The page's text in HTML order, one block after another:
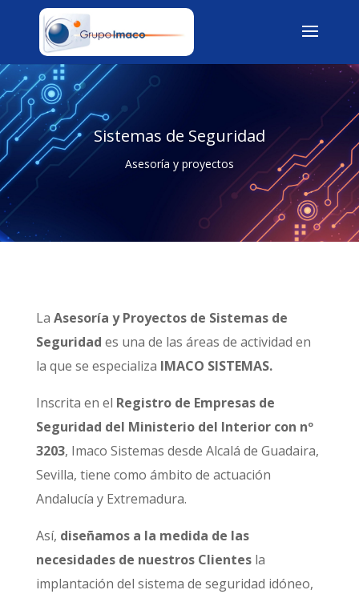
Sistemas de Seguridad
Asesoría y proyectos
La Asesoría y Proyectos de Sistemas de
Seguridad es una de las áreas de actividad en
la que se especializa IMACO SISTEMAS.
Inscrita en el Registro de Empresas de
Seguridad del Ministerio del Interior con nº
3203, Imaco Sistemas desde Alcalá de Guadaira,
Sevilla, tiene como ámbito de actuación
Andalucía y Extremadura.
Así, diseñamos a la medida de las
necesidades de nuestros Clientesla
implantación del sistema de seguridad idóneo,